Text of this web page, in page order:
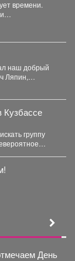
времени.
наш добрый
Ляпин,
Кузбассе
группу
День